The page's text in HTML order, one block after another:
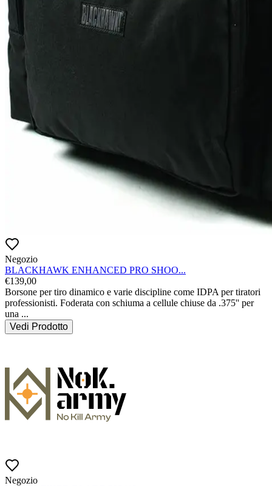
Negozio
BLACKHAWK ENHANCED PRO SHOO...
€139,00
Borsone per tiro dinamico e varie discipline come IDPA per tiratori
professionisti. Foderata con schiuma a cellule chiuse da .375'' per
una ...
Vedi Prodotto
Negozio